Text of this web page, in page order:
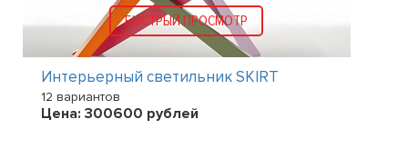
БЫСТРЫЙ ПРОСМОТР
Интерьерный светильник SKIRT
12 вариантов
Цена: 300600 рублей